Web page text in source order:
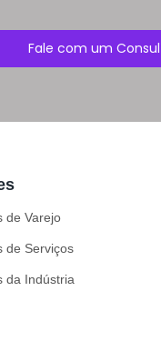
Fale com um
de Varejo
de Serviços
da Indústria